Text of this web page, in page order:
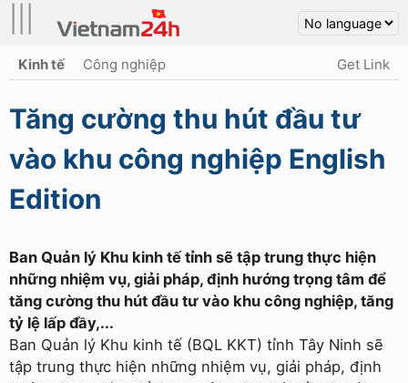
Kinh tế Công nghiệp Get Link
Tăng cường thu hút đầu tư
vào khu công nghiệp English
Edition
Ban Quản lý Khu kinh tế tỉnh sẽ tập trung thực hiện
những nhiệm vụ, giải pháp, định hướng trọng tâm để
tăng cường thu hút đầu tư vào khu công nghiệp, tăng
tỷ lệ lấp đầy,...
Ban Quản lý Khu kinh tế (BQL KKT) tỉnh Tây Ninh sẽ
tập trung thực hiện những nhiệm vụ, giải pháp, định